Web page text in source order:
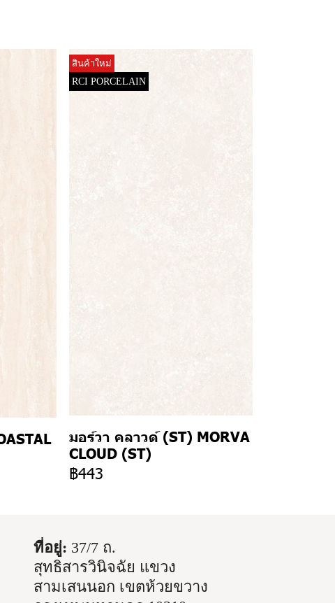
สินค้าใหม่
RCI PORCELAIN
มอร์วา คลาวด์ (ST) MORVA
CLOUD (ST)
฿443
ที่อยู่: 37/7 ถ.
สุทธิสารวินิจฉัย แขวง
สามเสนนอก เขตห้วยขวาง